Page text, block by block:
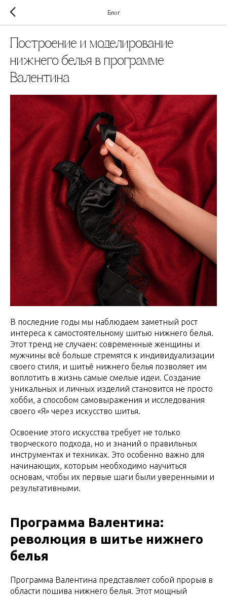
Блог
Построение и моделирование
нижнего белья в программе
Валентина
В последние годы мы наблюдаем заметный рост
интереса к самостоятельному шитью нижнего белья.
Этот тренд не случаен: современные женщины и
мужчины всё больше стремятся к индивидуализации
своего стиля, и шитьё нижнего белья позволяет им
воплотить в жизнь самые смелые идеи. Создание
уникальных и личных изделий становится не просто
хобби, а способом самовыражения и исследования
своего «Я» через искусство шитья.
Освоение этого искусства требует не только
творческого подхода, но и знаний о правильных
инструментах и техниках. Это особенно важно для
начинающих, которым необходимо научиться
основам, чтобы их первые шаги были уверенными и
результативными.
Программа Валентина:
революция в шитье нижнего
белья
Программа Валентина представляет собой прорыв в
области пошива нижнего белья. Этот мощный